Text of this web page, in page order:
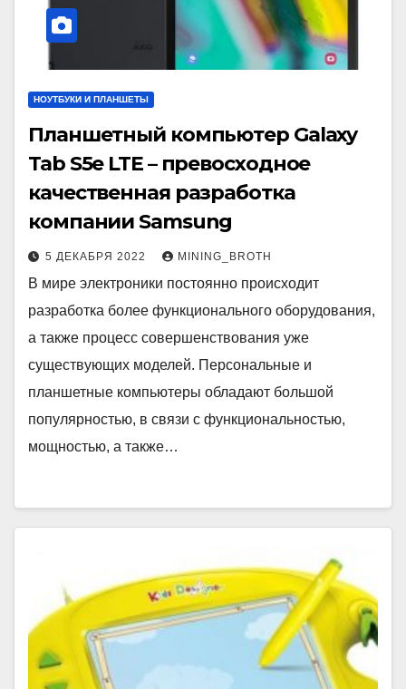
НОУТБУКИ И ПЛАНШЕТЫ
Планшетный компьютер Galaxy
Tab S5e LTE – превосходное
качественная разработка
компании Samsung
5 ДЕКАБРЯ 2022 MINING_BROTH
В мире электроники постоянно происходит
разработка более функционального оборудования,
а также процесс совершенствования уже
существующих моделей. Персональные и
планшетные компьютеры обладают большой
популярностью, в связи с функциональностью,
мощностью, а также…